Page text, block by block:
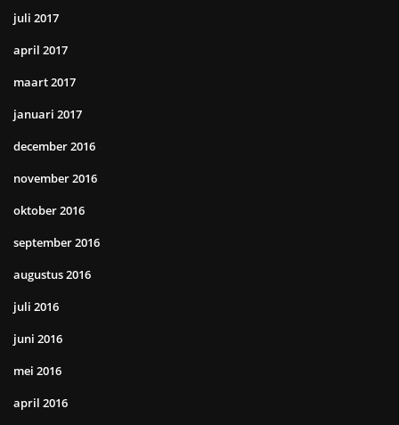
juli 2017
april 2017
maart 2017
januari 2017
december 2016
november 2016
oktober 2016
september 2016
augustus 2016
juli 2016
juni 2016
mei 2016
april 2016